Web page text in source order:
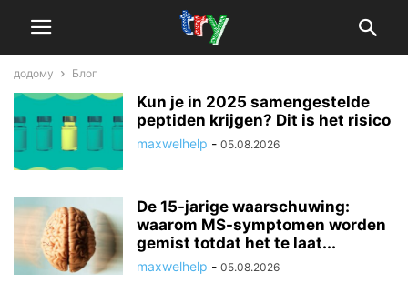
додому Блог
Kun je in 2025 samengestelde
peptiden krijgen? Dit is het risico
maxwelhelp - 05.08.2026
De 15-jarige waarschuwing:
waarom MS-symptomen worden
gemist totdat het te laat...
maxwelhelp - 05.08.2026